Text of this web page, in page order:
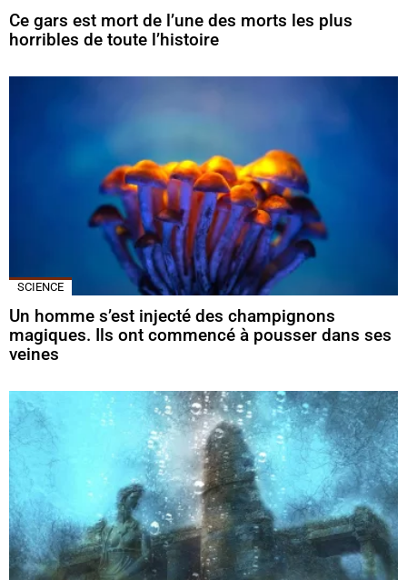
Ce gars est mort de l’une des morts les plus
horribles de toute l’histoire
SCIENCE
Un homme s’est injecté des champignons
magiques. Ils ont commencé à pousser dans ses
veines